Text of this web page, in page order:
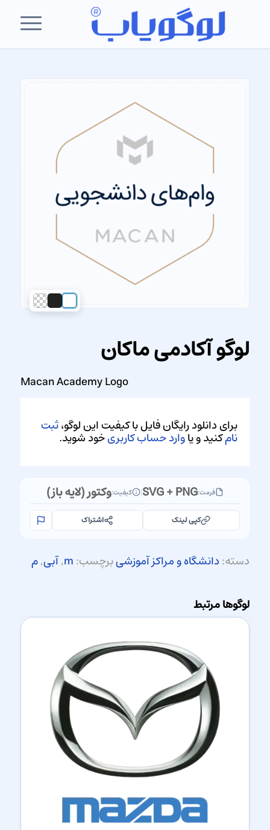
لوگو آکادمی ماکان
Macan Academy Logo
برای دانلود رایگان فایل با کیفیت این لوگو،ثبت
نامکنید و یاوارد حساب کاربریخود شوید.
فرمت:SVG + PNG
| کیفیت:وکتور (لایه باز)
کپی لینک اشتراک
دسته:دانشگاه و مراکز آموزشیبرچسب:m
,آبی,م
لوگوها مرتبط